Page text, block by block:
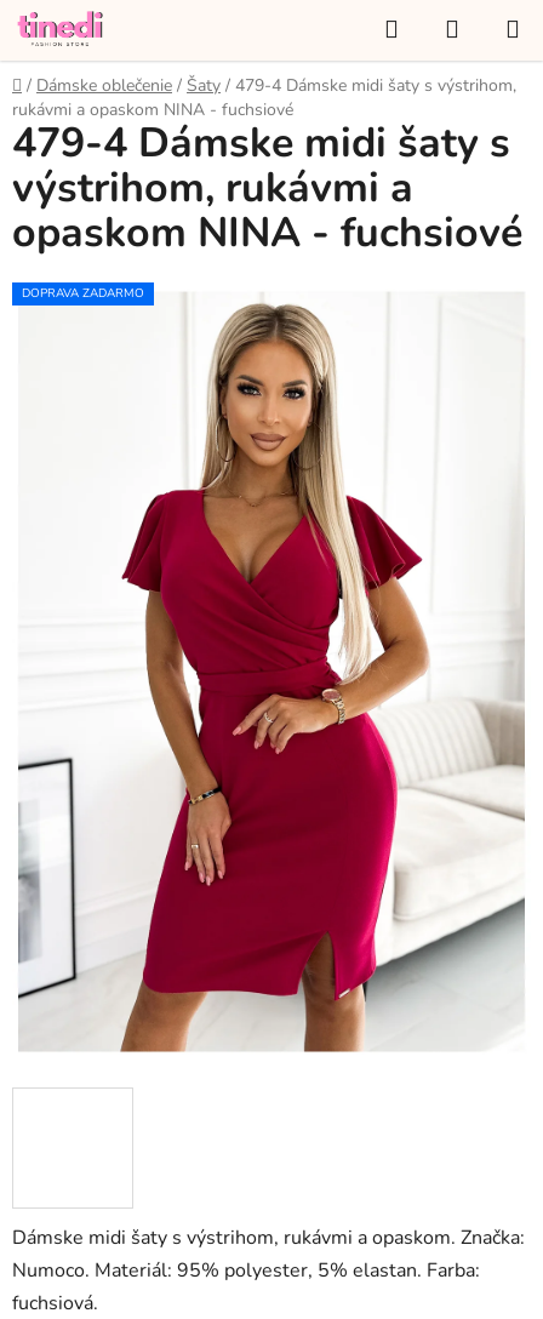
Prejsť
obsah
Hľadať
KOŠÍK
Domov
/ Dámske oblečenie / Šaty / 479-4 Dámske midi šaty s výstrihom,
rukávmi a opaskom NINA - fuchsiové
Dámske midi šaty s výstrihom, rukávmi a opaskom. Značka:
Numoco. Materiál: 95% polyester, 5% elastan. Farba:
fuchsiová.
479-4 Dámske midi šaty s
výstrihom, rukávmi a
opaskom NINA - fuchsiové
DOPRAVA ZADARMO